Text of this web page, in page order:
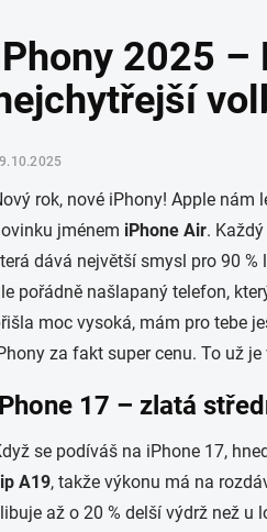
2025 –
rok, nové iPhony! Apple
jménem iPhone Air.
dává největší smysl pro 90
pořádně našlapaný telefon,
moc vysoká, mám pro tebe
za fakt super cenu. To už
17 – zlatá
se podíváš na iPhone 17,
A19, takže výkonu má na
až o 20 % delší výdrž než u